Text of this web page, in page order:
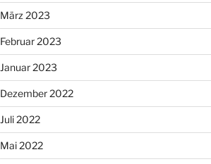
März 2023
Februar 2023
Januar 2023
Dezember 2022
Juli 2022
Mai 2022